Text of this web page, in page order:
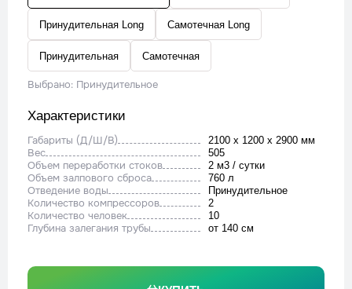
Принудительная Long Самотечная Long
Принудительная Самотечная
Выбрано: Принудительное
Характеристики
Габариты (Д/Ш/В) 2100 x 1200 x 2900 мм
Вес 505
Объем переработки стоков 2 м3 / сутки
Объем залпового сброса 760 л
Отведение воды Принудительное
Количество компрессоров 2
Количество человек 10
Глубина залегания трубы от 140 см